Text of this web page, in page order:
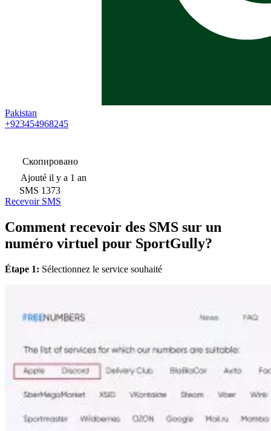
Pakistan
+923454968245
Скопировано
Ajouté il y a 1 an
SMS 1373
Recevoir SMS
Comment recevoir des SMS sur un
numéro virtuel pour SportGully?
Étape 1: Sélectionnez le service souhaité